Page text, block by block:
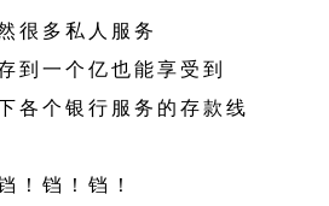
很多私人服务
到一个亿也能享受到
各个银行服务的存款线
！铛！铛！